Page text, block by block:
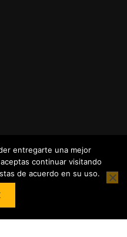
® 2026. Todos Los
entregarte una mejor
continuar visitando
de acuerdo en su uso.